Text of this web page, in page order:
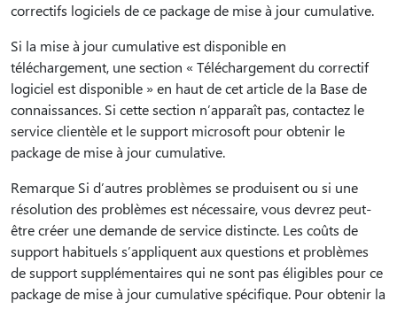
correctifs logiciels de ce package de mise à jour cumulative.
Si la mise à jour cumulative est disponible en
téléchargement, une section « Téléchargement du correctif
logiciel est disponible » en haut de cet article de la Base de
connaissances. Si cette section n’apparaît pas, contactez le
service clientèle et le support microsoft pour obtenir le
package de mise à jour cumulative.
Remarque Si d’autres problèmes se produisent ou si une
résolution des problèmes est nécessaire, vous devrez peut-
être créer une demande de service distincte. Les coûts de
support habituels s’appliquent aux questions et problèmes
de support supplémentaires qui ne sont pas éligibles pour ce
package de mise à jour cumulative spécifique. Pour obtenir la